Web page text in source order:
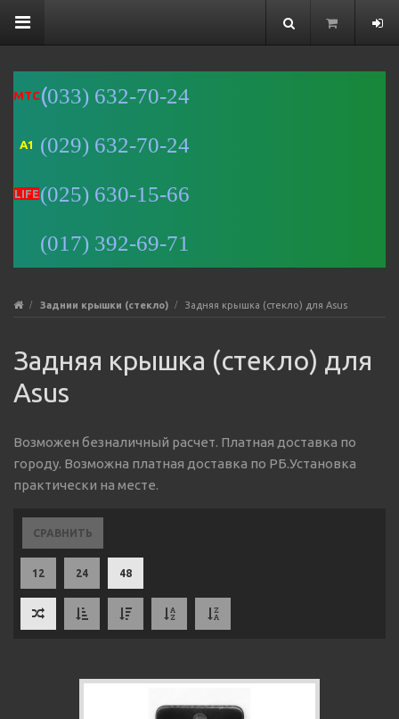
MTC (033) 632-70-24
A1 (029) 632-70-24
LIFE(025) 630-15-66
(017) 392-69-71
Заднии крышки (стекло) Задняя крышка (стекло) для Asus
Задняя крышка (стекло) для
Asus
Возможен безналичный расчет. Платная доставка по
городу. Возможна платная доставка по РБ.Установка
практически на месте.
СРАВНИТЬ
12 24 48